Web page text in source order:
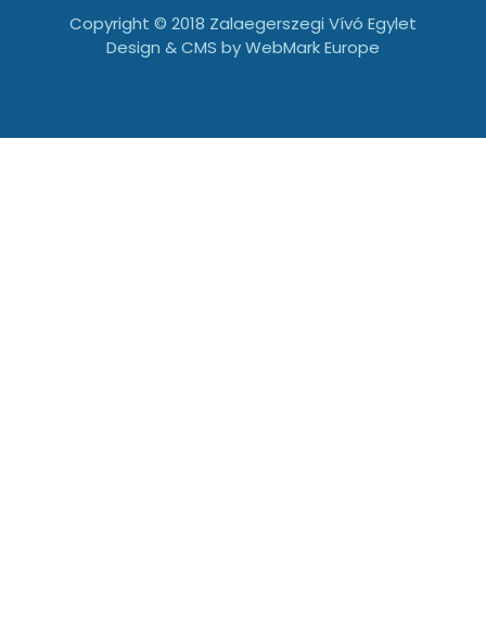
Copyright © 2018 Zalaegerszegi Vívó Egylet
Design & CMS byWebMark Europe